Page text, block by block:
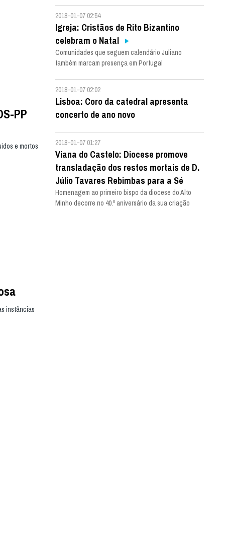
PP
e mortos
instâncias
2018-01-07 02:54
Igreja: Cristãos de Rito Bizantino
celebram o Natal
Comunidades que seguem calendário Juliano
também marcam presença em Portugal
2018-01-07 02:02
Lisboa: Coro da catedral apresenta
concerto de ano novo
2018-01-07 01:27
Viana do Castelo: Diocese promove
transladação dos restos mortais de D.
Júlio Tavares Rebimbas para a Sé
Homenagem ao primeiro bispo da diocese do Alto
Minho decorre no 40.º aniversário da sua criação